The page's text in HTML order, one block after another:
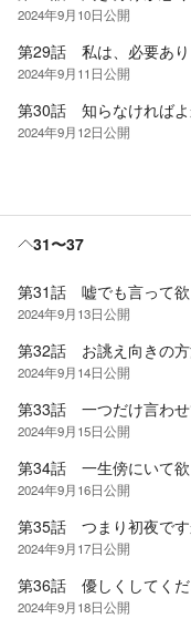
2024年9月10日公開
第29話 私は、必要あり
2024年9月11日公開
第30話 知らなければよ
2024年9月12日公開
31〜37
第31話 嘘でも言って欲
2024年9月13日公開
第32話 お誂え向きの
2024年9月14日公開
第33話 一つだけ言わ
2024年9月15日公開
第34話 一生傍にいて
2024年9月16日公開
第35話 つまり初夜です
2024年9月17日公開
第36話 優しくしてくだ
2024年9月18日公開